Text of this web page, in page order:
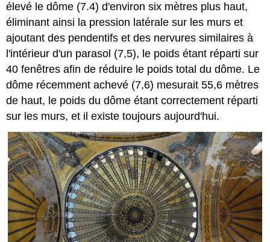
élevé le dôme (7.4) d'environ six mètres plus haut,
éliminant ainsi la pression latérale sur les murs et
ajoutant des pendentifs et des nervures similaires à
l'intérieur d'un parasol (7,5), le poids étant réparti sur
40 fenêtres afin de réduire le poids total du dôme. Le
dôme récemment achevé (7,6) mesurait 55,6 mètres
de haut, le poids du dôme étant correctement réparti
sur les murs, et il existe toujours aujourd'hui.